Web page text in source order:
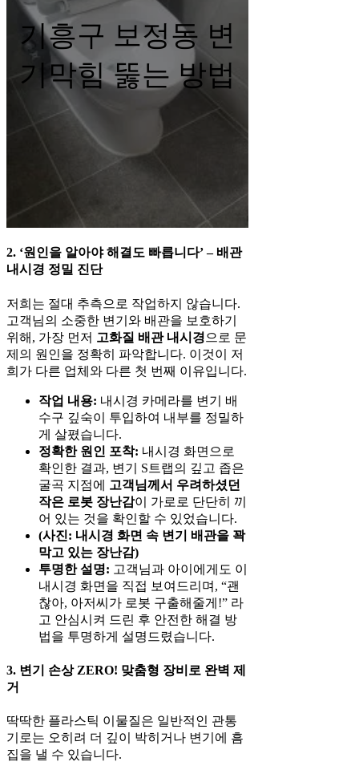
기흥구 보정동 변
기막힘 뚫는 방법
2. ‘원인을 알아야 해결도 빠릅니다’ – 배관
내시경 정밀 진단
저희는 절대 추측으로 작업하지 않습니다.
고객님의 소중한 변기와 배관을 보호하기
위해, 가장 먼저 고화질 배관 내시경으로 문
제의 원인을 정확히 파악합니다. 이것이 저
희가 다른 업체와 다른 첫 번째 이유입니다.
작업 내용: 내시경 카메라를 변기 배
수구 깊숙이 투입하여 내부를 정밀하
게 살폈습니다.
정확한 원인 포착: 내시경 화면으로
확인한 결과, 변기 S트랩의 깊고 좁은
굴곡 지점에 고객님께서 우려하셨던
작은 로봇 장난감이 가로로 단단히 끼
어 있는 것을 확인할 수 있었습니다.
(사진: 내시경 화면 속 변기 배관을 꽉
막고 있는 장난감)
투명한 설명: 고객님과 아이에게도 이
내시경 화면을 직접 보여드리며, “괜
찮아, 아저씨가 로봇 구출해줄게!” 라
고 안심시켜 드린 후 안전한 해결 방
법을 투명하게 설명드렸습니다.
3. 변기 손상 ZERO! 맞춤형 장비로 완벽 제
거
딱딱한 플라스틱 이물질은 일반적인 관통
기로는 오히려 더 깊이 박히거나 변기에 흠
집을 낼 수 있습니다.